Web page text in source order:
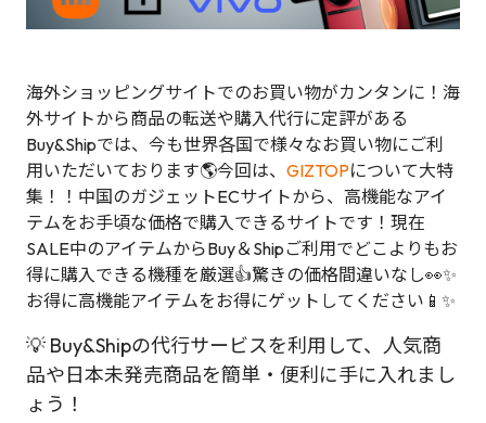
海外ショッピングサイトでのお買い物がカンタンに！海
外サイトから商品の転送や購入代行に定評がある
Buy&Shipでは、今も世界各国で様々なお買い物にご利
用いただいております🌎今回は、 GIZTOPについて大特
集！！中国のガジェットECサイトから、高機能なアイ
テムをお手頃な価格で購入できるサイトです！現在
SALE中のアイテムからBuy＆Shipご利用でどこよりもお
得に購入できる機種を厳選👍驚きの価格間違いなし👀✨
お得に高機能アイテムをお得にゲットしてください📱✨
💡 Buy&Shipの代行サービスを利用して、人気商
品や日本未発売商品を簡単・便利に手に入れまし
ょう！